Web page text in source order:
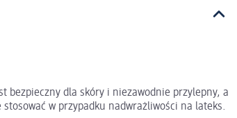
bezpieczny dla skóry i niezawodnie przylepny, a
w przypadku nadwrażliwości na lateks.